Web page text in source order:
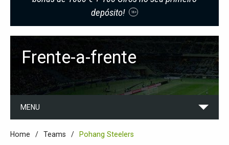
depósito!
18+
Frente-a-frente
MENU
Home Teams Pohang Steelers